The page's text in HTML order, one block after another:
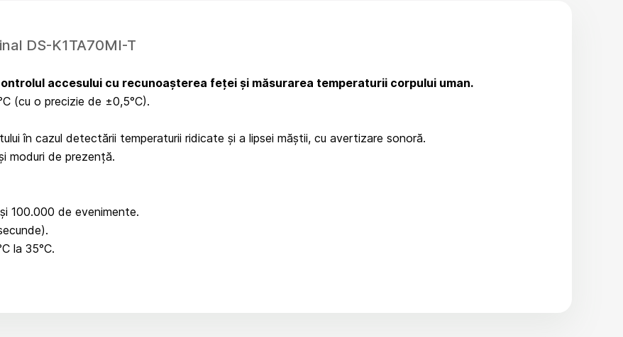
DS-K1TA70MI-T
accesului cu recunoașterea feței și măsurarea temperaturii corpului uman.
(cu o precizie de ±0,5°C).
în cazul detectării temperaturii ridicate și a lipsei măștii, cu avertizare sonoră.
moduri de prezență.
100.000 de evenimente.
la 35°C.